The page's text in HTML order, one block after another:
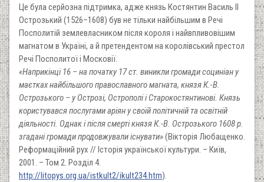
Це була серйозна підтримка, адже князь Костянтин Василь II
Острозький (1526–1608) був не тільки найбільшим в Речі
Посполитій землевласником після короля і найвпливовішим
магнатом в Україні, а й претендентом на королівський престол
Речі Посполитої і Московії.
«Наприкінці 16 – на початку 17 ст. виникли громади социніан у
маєтках найбільшого православного магната, князя К.-В.
Острозького – у Острозі, Острополі і Старокостянтинові. Князь
користувався послугами аріян у своїй політичній та освітній
діяльності. Однак і після смерті князя К.-В. Острозького 1608 р.
згадані громади продовжували існувати»(Вікторія Любащенко.
Реформаційний рух // Історія української культури. – Київ,
2001. – Том 2. Розділ 4.
http://litopys.org.ua/istkult2/ikult234.htm).